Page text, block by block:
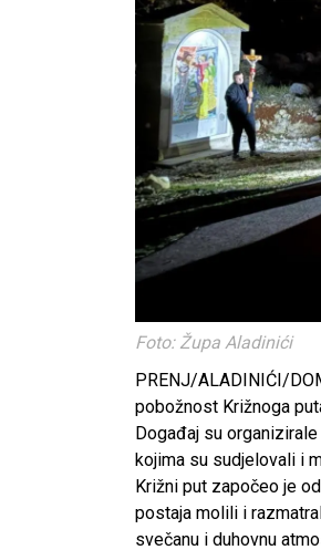
Foto: Župa Aladinići
PRENJ/ALADINIĆI/
pobožnost Križnoga
Događaj su
kojima su sudjelovali i
Križni put započeo je
postaja molili i
svečanu i duhovnu